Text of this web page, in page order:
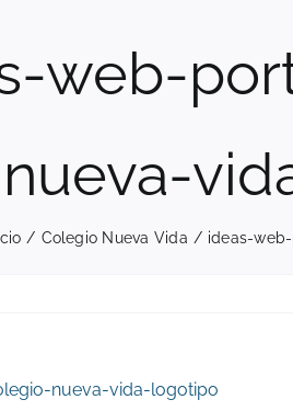
web-
nueva-
Colegio Nueva Vida ideas-
nueva-vida-logotipo